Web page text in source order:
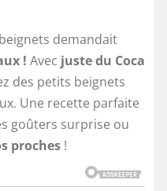
demandait
! Avec juste du Coca
des petits beignets
Une recette parfaite
goûters surprise ou
proches !